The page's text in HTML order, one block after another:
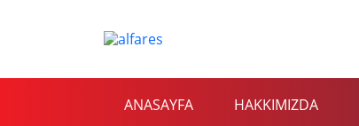
ANASAYFA HAKKIMIZDA